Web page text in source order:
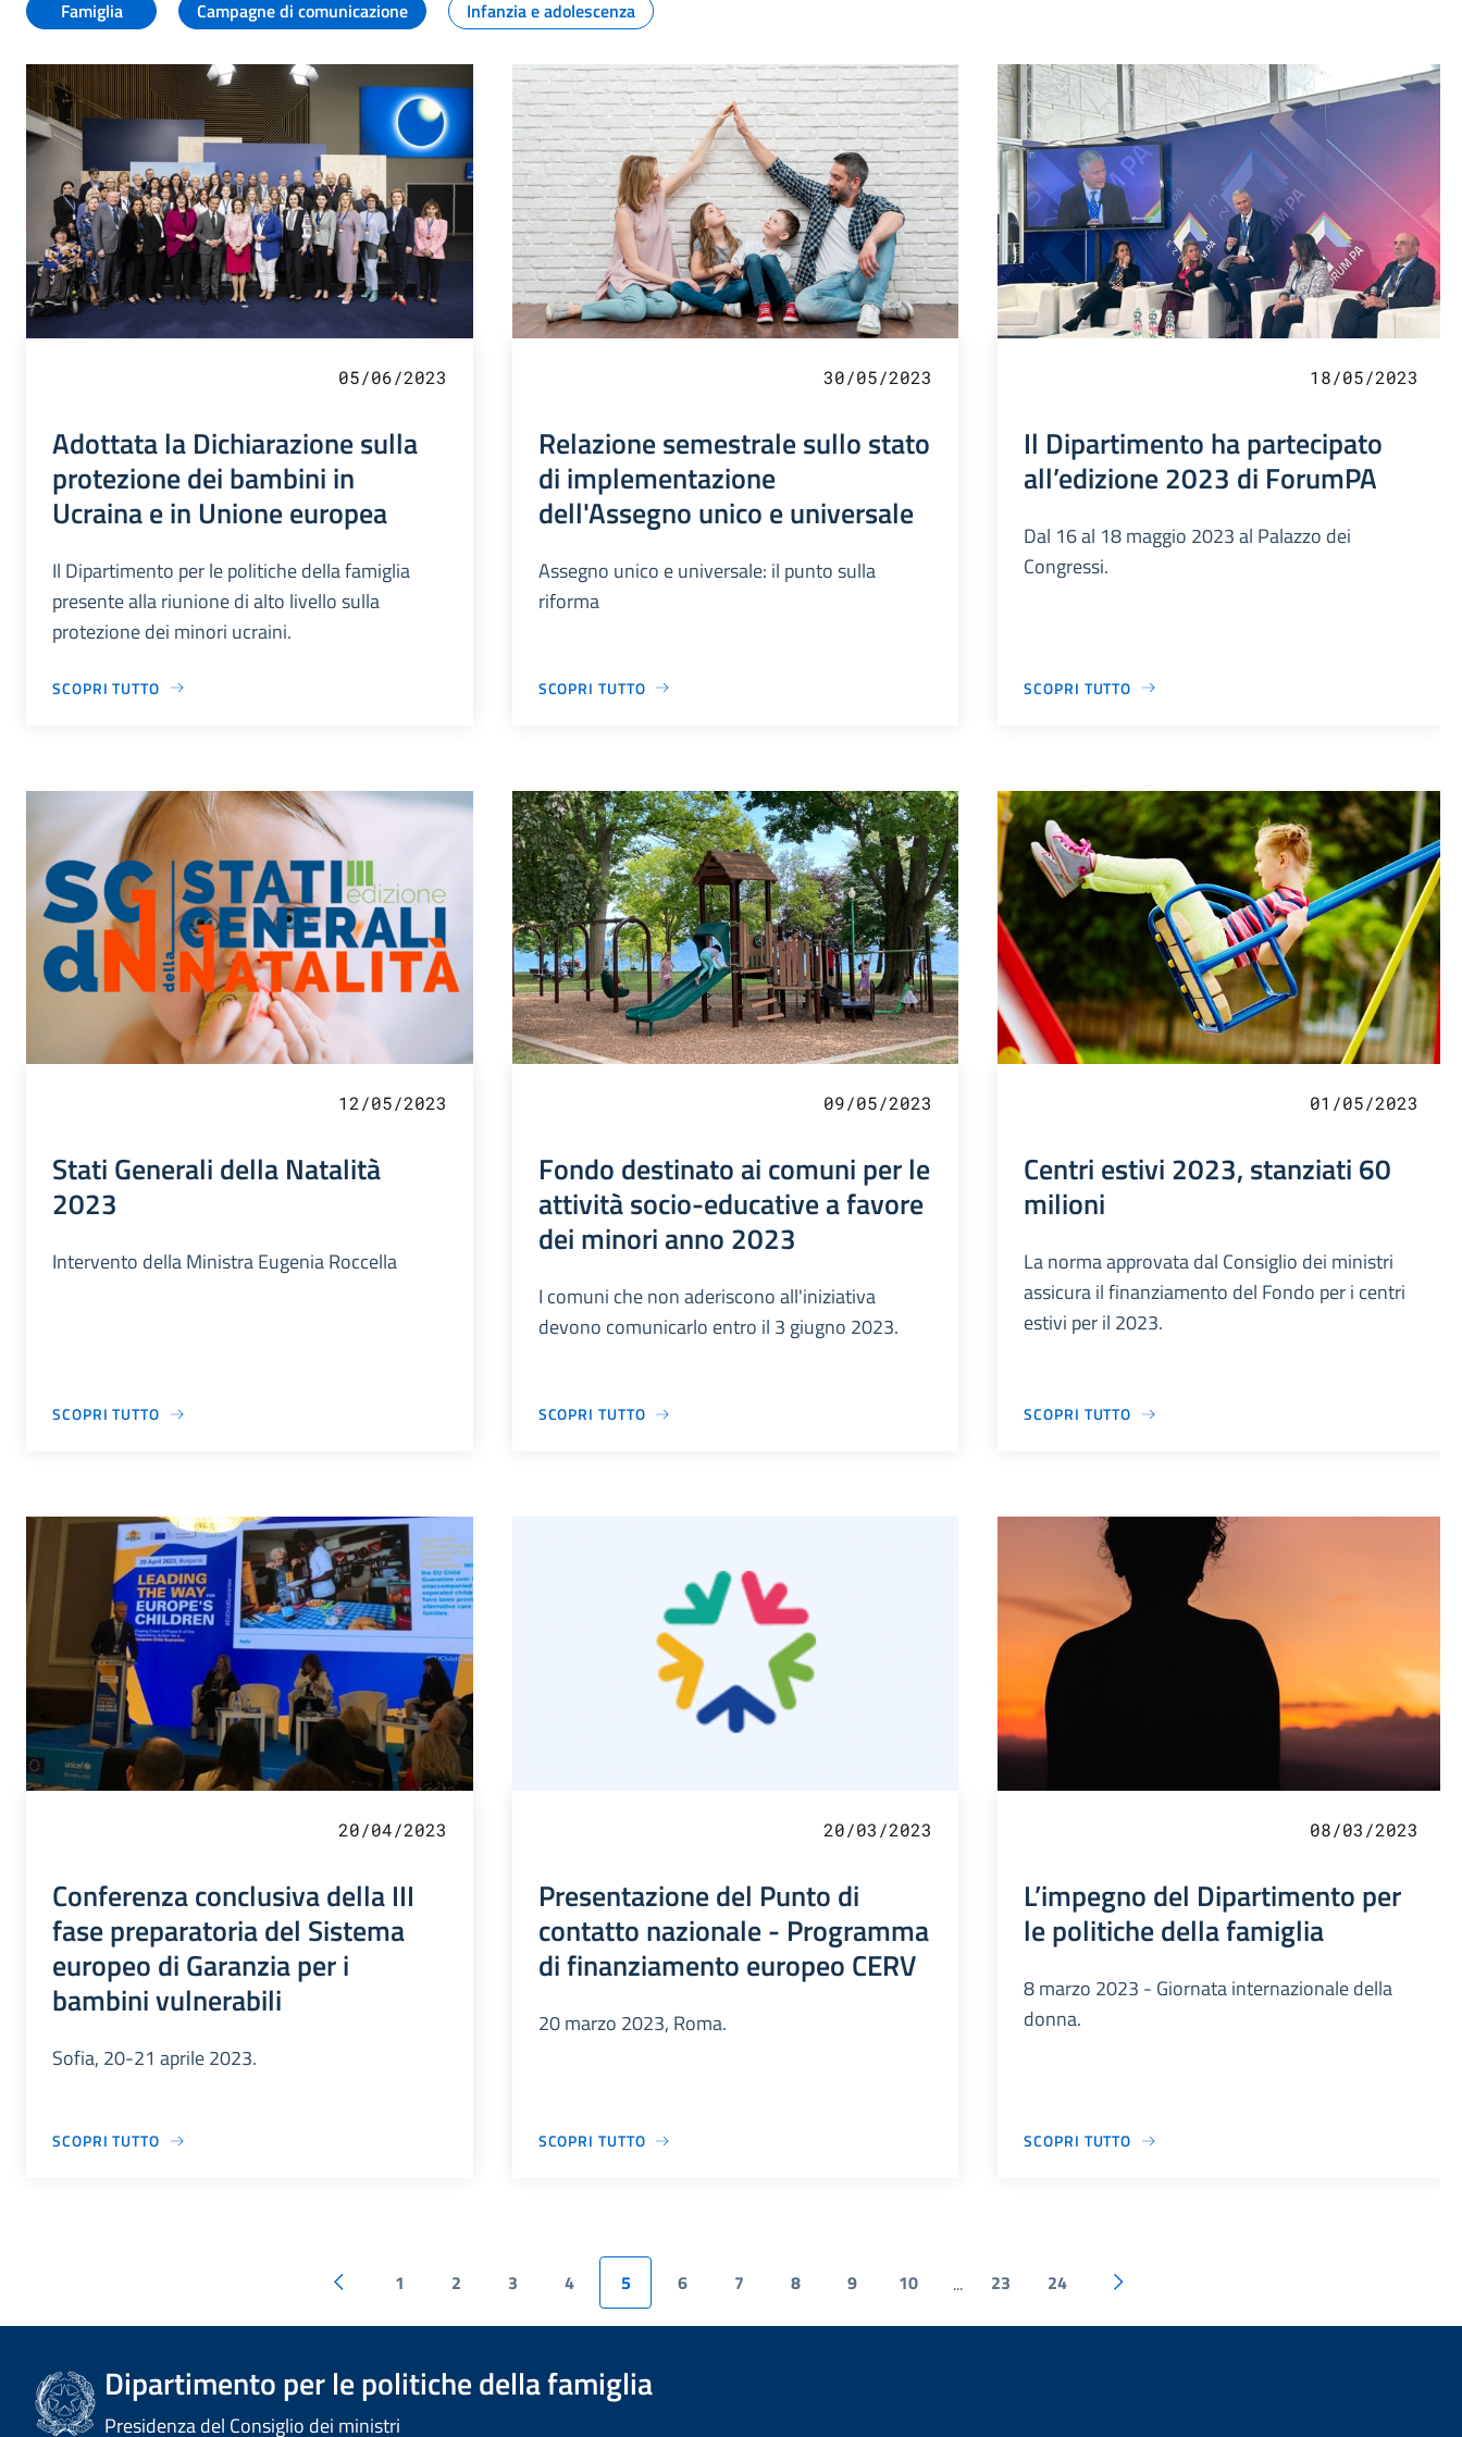
Famiglia
Campagne di comunicazione Infanzia e adolescenza
05/06/2023
Adottata la Dichiarazione sulla
protezione dei bambini in
Ucraina e in Unione europea
Il Dipartimento per le politiche della famiglia
presente alla riunione di alto livello sulla
protezione dei minori ucraini.
SCOPRI TUTTO
30/05/2023
Relazione semestrale sullo stato
di implementazione
dell'Assegno unico e universale
Assegno unico e universale: il punto sulla
riforma
SCOPRI TUTTO
18/05/2023
Il Dipartimento ha partecipato
all’edizione 2023 di ForumPA
Dal 16 al 18 maggio 2023 al Palazzo dei
Congressi.
SCOPRI TUTTO
12/05/2023
Stati Generali della Natalità
2023
Intervento della Ministra Eugenia Roccella
SCOPRI TUTTO
09/05/2023
Fondo destinato ai comuni per le
attività socio-educative a favore
dei minori anno 2023
I comuni che non aderiscono all'iniziativa
devono comunicarlo entro il 3 giugno 2023.
SCOPRI TUTTO
01/05/2023
Centri estivi 2023, stanziati 60
milioni
La norma approvata dal Consiglio dei ministri
assicura il finanziamento del Fondo per i centri
estivi per il 2023.
SCOPRI TUTTO
20/04/2023
Conferenza conclusiva della III
fase preparatoria del Sistema
europeo di Garanzia per i
bambini vulnerabili
Sofia, 20-21 aprile 2023.
SCOPRI TUTTO
20/03/2023
Presentazione del Punto di
contatto nazionale - Programma
di finanziamento europeo CERV
20 marzo 2023, Roma.
SCOPRI TUTTO
08/03/2023
L’impegno del Dipartimento per
le politiche della famiglia
8 marzo 2023 - Giornata internazionale della
donna.
SCOPRI TUTTO
1 2 3 4 5 6 7 8 9 10 ... 23 24
Dipartimento per le politiche della famiglia
Presidenza del Consiglio dei ministri